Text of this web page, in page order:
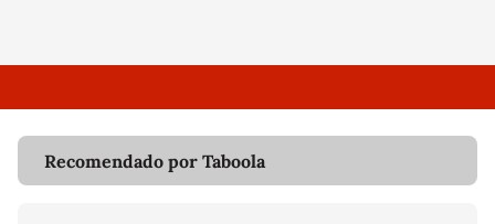
Recomendado por Taboola